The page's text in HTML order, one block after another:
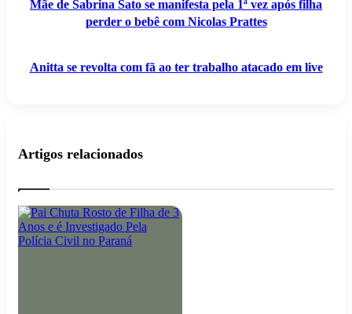
Prattes
Mãe de Sabrina Sato se manifesta pela 1ª vez após filha
perder o bebê com Nicolas Prattes
Anitta se revolta com fã ao ter trabalho atacado em live
Artigos relacionados